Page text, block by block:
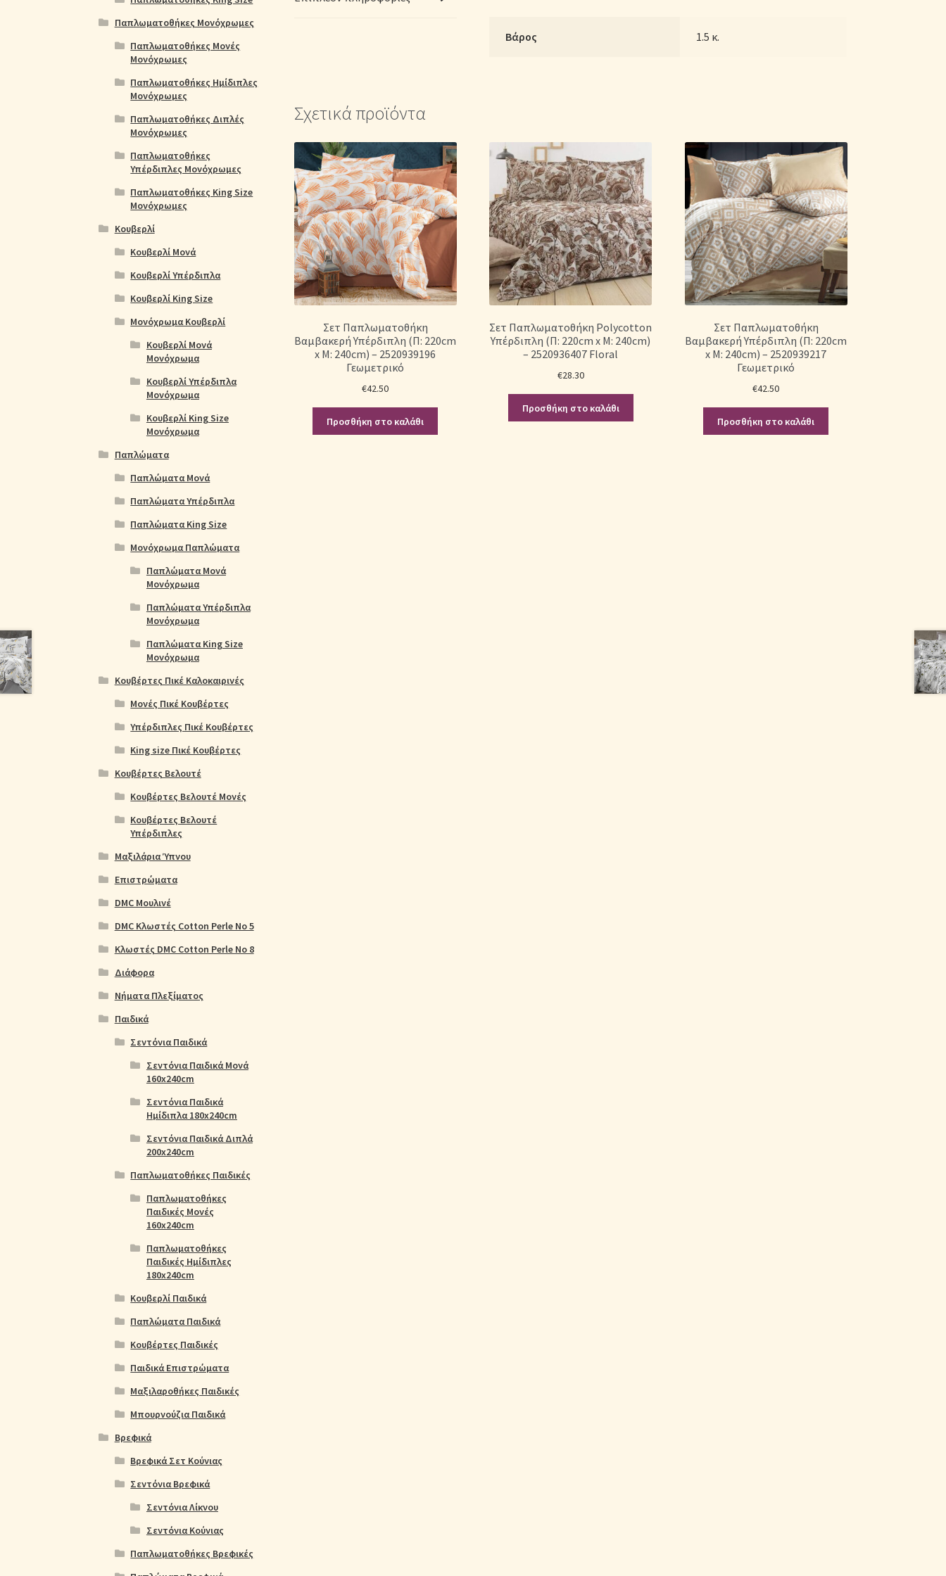
Βάρος 1.5 κ.
Σχετικά προϊόντα
Σετ Παπλωματοθήκη
Βαμβακερή Υπέρδιπλη (Π: 220cm
x Μ: 240cm) – 2520939196
Γεωμετρικό
€42.50
Προσθήκη στο καλάθι
Σετ Παπλωματοθήκη Polycotton
Υπέρδιπλη (Π: 220cm x Μ: 240cm)
– 2520936407 Floral
€28.30
Προσθήκη στο καλάθι
Σετ Παπλωματοθήκη
Βαμβακερή Υπέρδιπλη (Π: 220cm
x Μ: 240cm) – 2520939217
Γεωμετρικό
€42.50
Προσθήκη στο καλάθι
Παπλωματοθήκες Μονόχρωμες
Παπλωματοθήκες Μονές
Μονόχρωμες
Παπλωματοθήκες Ημίδιπλες
Μονόχρωμες
Παπλωματοθήκες Διπλές
Μονόχρωμες
Παπλωματοθήκες
Υπέρδιπλες Μονόχρωμες
Παπλωματοθήκες King Size
Μονόχρωμες
Κουβερλί
Κουβερλί Μονά
Κουβερλί Υπέρδιπλα
Κουβερλί King Size
Μονόχρωμα Κουβερλί
Κουβερλί Μονά
Μονόχρωμα
Κουβερλί Υπέρδιπλα
Μονόχρωμα
Κουβερλί King Size
Μονόχρωμα
Παπλώματα
Παπλώματα Μονά
Παπλώματα Υπέρδιπλα
Παπλώματα King Size
Μονόχρωμα Παπλώματα
Παπλώματα Μονά
Μονόχρωμα
Παπλώματα Υπέρδιπλα
Μονόχρωμα
Παπλώματα King Size
Μονόχρωμα
Κουβέρτες Πικέ Καλοκαιρινές
Μονές Πικέ Κουβέρτες
Υπέρδιπλες Πικέ Κουβέρτες
King size Πικέ Κουβέρτες
Κουβέρτες Βελουτέ
Κουβέρτες Βελουτέ Μονές
Κουβέρτες Βελουτέ
Υπέρδιπλες
Μαξιλάρια Ύπνου
Επιστρώματα
DMC Μουλινέ
DMC Κλωστές Cotton Perle No 5
Κλωστές DMC Cotton Perle No 8
Διάφορα
Νήματα Πλεξίματος
Παιδικά
Σεντόνια Παιδικά
Σεντόνια Παιδικά Μονά
160x240cm
Σεντόνια Παιδικά
Ημίδιπλα 180x240cm
Σεντόνια Παιδικά Διπλά
200x240cm
Παπλωματοθήκες Παιδικές
Παπλωματοθήκες
Παιδικές Μονές
160x240cm
Παπλωματοθήκες
Παιδικές Ημίδιπλες
180x240cm
Κουβερλί Παιδικά
Παπλώματα Παιδικά
Κουβέρτες Παιδικές
Παιδικά Επιστρώματα
Μαξιλαροθήκες Παιδικές
Μπουρνούζια Παιδικά
Βρεφικά
Βρεφικά Σετ Κούνιας
Σεντόνια Βρεφικά
Σεντόνια Λίκνου
Σεντόνια Κούνιας
Παπλωματοθήκες Βρεφικές